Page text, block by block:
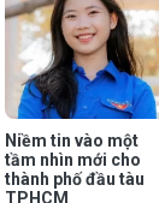
Niềm tin vào một
tầm nhìn mới cho
thành phố đầu tàu
TPHCM